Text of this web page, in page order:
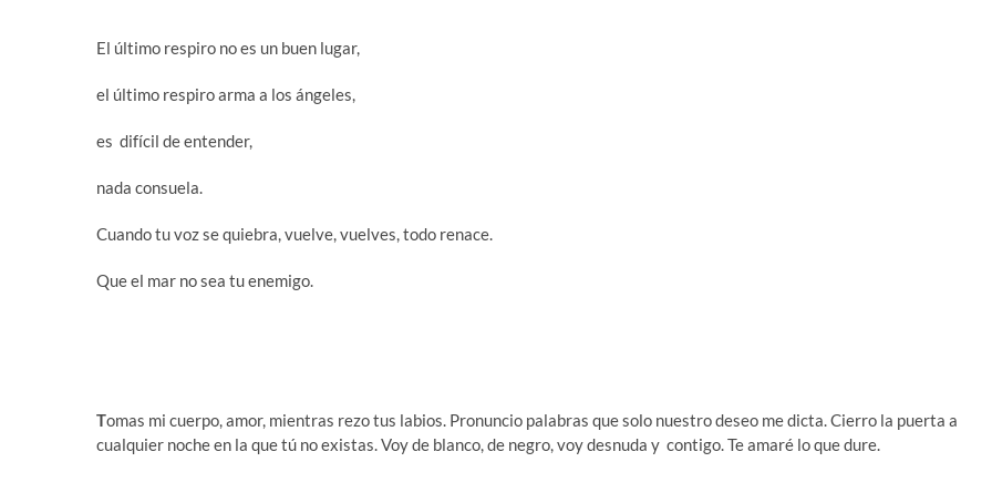
El último respiro no es un buen lugar,
el último respiro arma a los ángeles,
es difícil de entender,
nada consuela.
Cuando tu voz se quiebra, vuelve, vuelves, todo renace.
Que el mar no sea tu enemigo.
Tomas mi cuerpo, amor, mientras rezo tus labios. Pronuncio palabras que solo nuestro deseo me dicta. Cierro la puerta a
cualquier noche en la que tú no existas. Voy de blanco, de negro, voy desnuda y contigo. Te amaré lo que dure.